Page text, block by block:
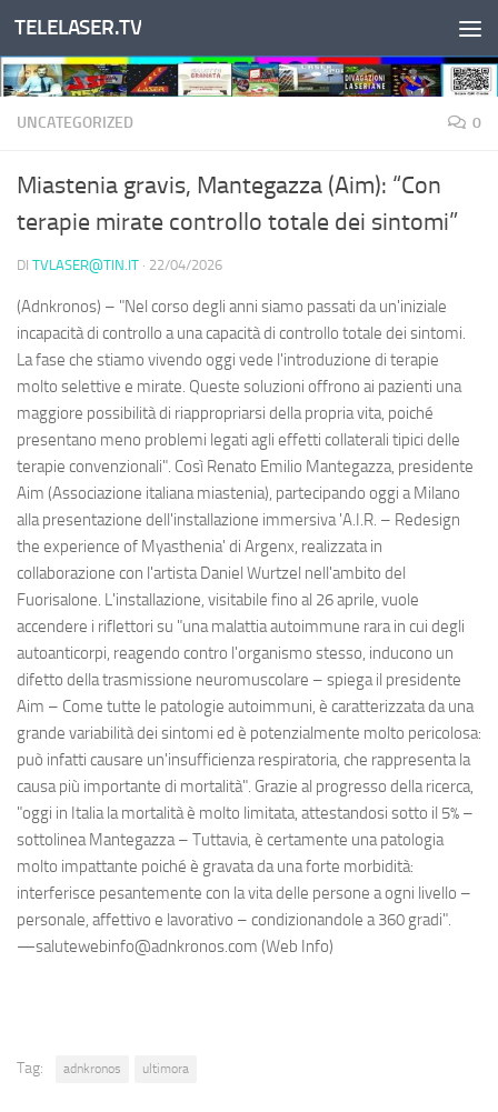
Salta al contenuto
TELELASER.TV
UNCATEGORIZED 0
Miastenia gravis, Mantegazza (Aim): “Con
terapie mirate controllo totale dei sintomi”
DI TVLASER@TIN.IT · 22/04/2026
(Adnkronos) – "Nel corso degli anni siamo passati da un'iniziale
incapacità di controllo a una capacità di controllo totale dei sintomi.
La fase che stiamo vivendo oggi vede l'introduzione di terapie
molto selettive e mirate. Queste soluzioni offrono ai pazienti una
maggiore possibilità di riappropriarsi della propria vita, poiché
presentano meno problemi legati agli effetti collaterali tipici delle
terapie convenzionali". Così Renato Emilio Mantegazza, presidente
Aim (Associazione italiana miastenia), partecipando oggi a Milano
alla presentazione dell'installazione immersiva 'A.I.R. – Redesign
the experience of Myasthenia' di Argenx, realizzata in
collaborazione con l'artista Daniel Wurtzel nell'ambito del
Fuorisalone. L'installazione, visitabile fino al 26 aprile, vuole
accendere i riflettori su "una malattia autoimmune rara in cui degli
autoanticorpi, reagendo contro l'organismo stesso, inducono un
difetto della trasmissione neuromuscolare – spiega il presidente
Aim – Come tutte le patologie autoimmuni, è caratterizzata da una
grande variabilità dei sintomi ed è potenzialmente molto pericolosa:
può infatti causare un'insufficienza respiratoria, che rappresenta la
causa più importante di mortalità". Grazie al progresso della ricerca,
"oggi in Italia la mortalità è molto limitata, attestandosi sotto il 5% –
sottolinea Mantegazza – Tuttavia, è certamente una patologia
molto impattante poiché è gravata da una forte morbidità:
interferisce pesantemente con la vita delle persone a ogni livello –
personale, affettivo e lavorativo – condizionandole a 360 gradi".
—salutewebinfo@adnkronos.com (Web Info)
Tag: adnkronos ultimora